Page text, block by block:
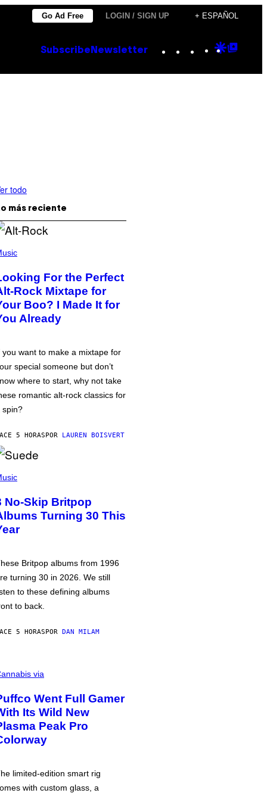
Go Ad Free LOGIN / SIGN UP + ESPAÑOL
Subscribe Newsletter Instagram
TikTok
YouTube
Google
todo
más reciente
For the Perfect
Rock Mixtape for
Boo? I Made It for
Already
you want to make a mixtape for
special someone but don’t
where to start, why not take
romantic alt-rock classics for
spin?
5 HORASPOR LAUREN BOISVERT
No-Skip Britpop
Turning 30 This
Britpop albums from 1996
turning 30 in 2026. We still
to these defining albums
to back.
5 HORASPOR DAN MILAM
via
Went Full Gamer
Its Wild New
Peak Pro
limited-edition smart rig
with custom glass, a